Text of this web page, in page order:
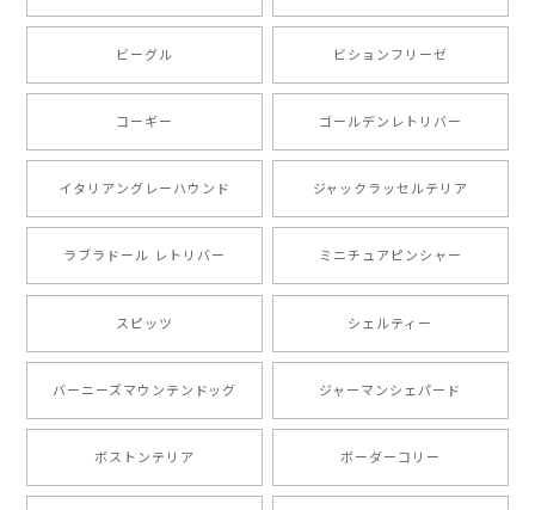
2024/10/28
注文受領連絡が無かったのでハラハラしましたが… 可
愛い商品が届きました！大満足です♪
【 自然に囲まれた ポメラニアン 】マグカップ 犬 ペット うちの子 犬グッズ ギフト プレゼント 母の日
とても可愛かったです。６月にももが（17歳）で亡くな
りまして、元気な時の顔がそっくりだったので、注文し
ました。ありがとうございました。
ビーグル ビションフリーゼ
コーギー ゴールデンレトリバー
イタリアングレーハウンド ジャックラッセルテリア
ラブラドール レトリバー ミニチュアピンシャー
スピッツ シェルティー
バーニーズマウンテンドッグ ジャーマンシェパード
ボストンテリア ボーダーコリー